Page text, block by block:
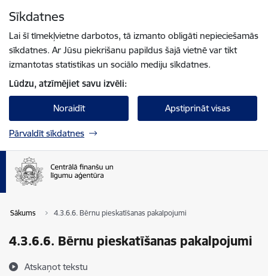
Sīkdatnes
Lai šī tīmekļvietne darbotos, tā izmanto obligāti nepieciešamās
sīkdatnes. Ar Jūsu piekrišanu papildus šajā vietnē var tikt
izmantotas statistikas un sociālo mediju sīkdatnes.
Lūdzu, atzīmējiet savu izvēli:
Noraidīt Apstiprināt visas
Pārvaldīt sīkdatnes
Sākums 4.3.6.6. Bērnu pieskatīšanas pakalpojumi
4.3.6.6. Bērnu pieskatīšanas pakalpojumi
Atskaņot tekstu